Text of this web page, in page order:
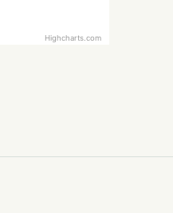
Highcharts.com